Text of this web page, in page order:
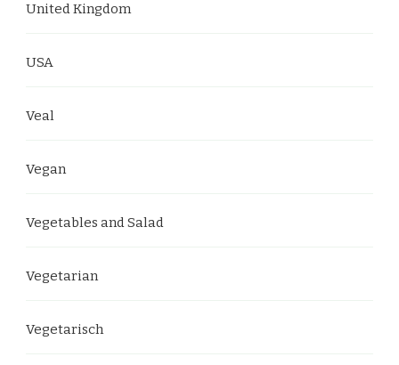
United Kingdom
USA
Veal
Vegan
Vegetables and Salad
Vegetarian
Vegetarisch